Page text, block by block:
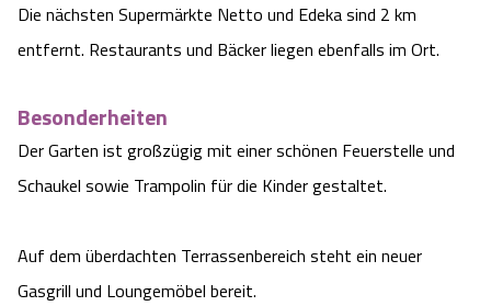
Die nächsten Supermärkte Netto und Edeka sind 2 km
entfernt. Restaurants und Bäcker liegen ebenfalls im Ort.
Besonderheiten
Der Garten ist großzügig mit einer schönen Feuerstelle und
Schaukel sowie Trampolin für die Kinder gestaltet.
Auf dem überdachten Terrassenbereich steht ein neuer
Gasgrill und Loungemöbel bereit.